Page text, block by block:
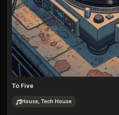
To Five
House, Tech House